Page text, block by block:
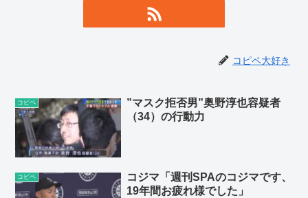
コピペ大好き
コピペ
”マスク拒否男”奥野淳也容疑者
（34）の行動力
コピペ
コジマ「週刊SPAのコジマです、
19年間お疲れ様でした」